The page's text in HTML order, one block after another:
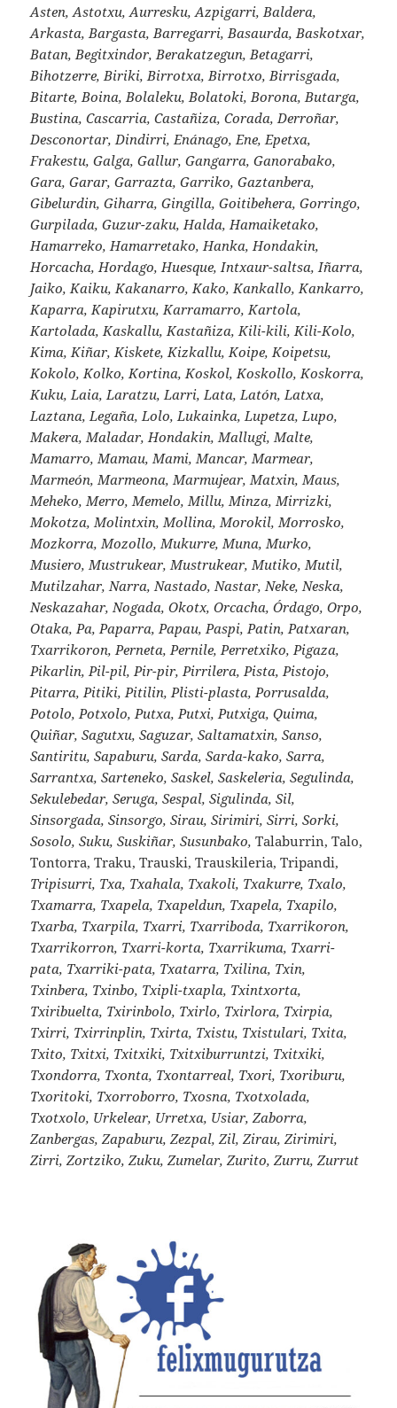
Asten, Astotxu, Aurresku, Azpigarri, Baldera,
Arkasta, Bargasta, Barregarri, Basaurda, Baskotxar,
Batan, Begitxindor, Berakatzegun, Betagarri,
Bihotzerre, Biriki, Birrotxa, Birrotxo, Birrisgada,
Bitarte, Boina, Bolaleku, Bolatoki, Borona, Butarga,
Bustina, Cascarria, Castañiza, Corada, Derroñar,
Desconortar, Dindirri, Enánago, Ene, Epetxa,
Frakestu, Galga, Gallur, Gangarra, Ganorabako,
Gara, Garar, Garrazta, Garriko, Gaztanbera,
Gibelurdin, Giharra, Gingilla, Goitibehera, Gorringo,
Gurpilada, Guzur-zaku, Halda, Hamaiketako,
Hamarreko, Hamarretako, Hanka, Hondakin,
Horcacha, Hordago, Huesque, Intxaur-saltsa, Iñarra,
Jaiko, Kaiku, Kakanarro, Kako, Kankallo, Kankarro,
Kaparra, Kapirutxu, Karramarro, Kartola,
Kartolada, Kaskallu, Kastañiza, Kili-kili, Kili-Kolo,
Kima, Kiñar, Kiskete, Kizkallu, Koipe, Koipetsu,
Kokolo, Kolko, Kortina, Koskol, Koskollo, Koskorra,
Kuku, Laia, Laratzu, Larri, Lata, Latón, Latxa,
Laztana, Legaña, Lolo, Lukainka, Lupetza, Lupo,
Makera, Maladar, Hondakin, Mallugi, Malte,
Mamarro, Mamau, Mami, Mancar, Marmear,
Marmeón, Marmeona, Marmujear, Matxin, Maus,
Meheko, Merro, Memelo, Millu, Minza, Mirrizki,
Mokotza, Molintxin, Mollina, Morokil, Morrosko,
Mozkorra, Mozollo, Mukurre, Muna, Murko,
Musiero, Mustrukear, Mustrukear, Mutiko, Mutil,
Mutilzahar, Narra, Nastado, Nastar, Neke, Neska,
Neskazahar, Nogada, Okotx, Orcacha, Órdago, Orpo,
Otaka, Pa, Paparra, Papau, Paspi, Patin, Patxaran,
Txarrikoron, Perneta, Pernile, Perretxiko, Pigaza,
Pikarlin, Pil-pil, Pir-pir, Pirrilera, Pista, Pistojo,
Pitarra, Pitiki, Pitilin, Plisti-plasta, Porrusalda,
Potolo, Potxolo, Putxa, Putxi, Putxiga, Quima,
Quiñar, Sagutxu, Saguzar, Saltamatxin, Sanso,
Santiritu, Sapaburu, Sarda, Sarda-kako, Sarra,
Sarrantxa, Sarteneko, Saskel, Saskeleria, Segulinda,
Sekulebedar, Seruga, Sespal, Sigulinda, Sil,
Sinsorgada, Sinsorgo, Sirau, Sirimiri, Sirri, Sorki,
Sosolo, Suku, Suskiñar, Susunbako, Talaburrin, Talo,
Tontorra, Traku, Trauski, Trauskileria, Tripandi,
Tripisurri, Txa, Txahala, Txakoli, Txakurre, Txalo,
Txamarra, Txapela, Txapeldun, Txapela, Txapilo,
Txarba, Txarpila, Txarri, Txarriboda, Txarrikoron,
Txarrikorron, Txarri-korta, Txarrikuma, Txarri-
pata, Txarriki-pata, Txatarra, Txilina, Txin,
Txinbera, Txinbo, Txipli-txapla, Txintxorta,
Txiribuelta, Txirinbolo, Txirlo, Txirlora, Txirpia,
Txirri, Txirrinplin, Txirta, Txistu, Txistulari, Txita,
Txito, Txitxi, Txitxiki, Txitxiburruntzi, Txitxiki,
Txondorra, Txonta, Txontarreal, Txori, Txoriburu,
Txoritoki, Txorroborro, Txosna, Txotxolada,
Txotxolo, Urkelear, Urretxa, Usiar, Zaborra,
Zanbergas, Zapaburu, Zezpal, Zil, Zirau, Zirimiri,
Zirri, Zortziko, Zuku, Zumelar, Zurito, Zurru, Zurrut